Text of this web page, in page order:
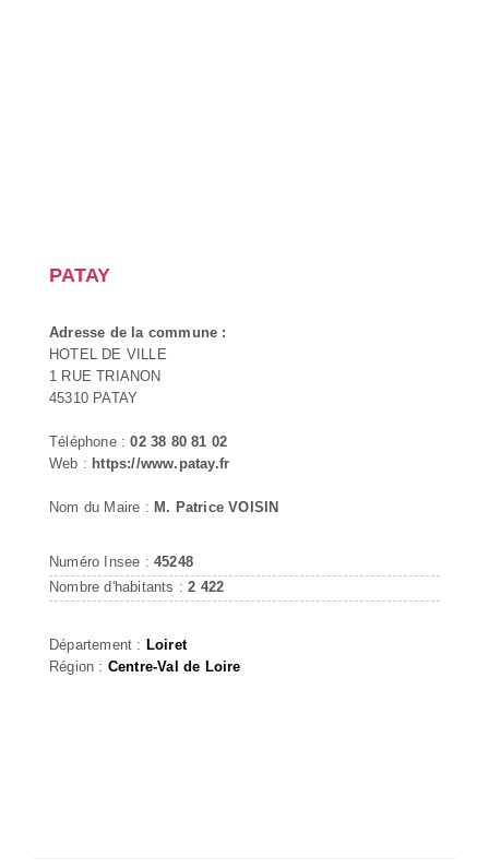
PATAY
Adresse de la commune :
HOTEL DE VILLE
1 RUE TRIANON
45310 PATAY
Téléphone :02 38 80 81 02
Web : https://www.patay.fr
Nom du Maire : M. Patrice VOISIN
Numéro Insee : 45248
Nombre d'habitants :2 422
Département : Loiret
Région : Centre-Val de Loire